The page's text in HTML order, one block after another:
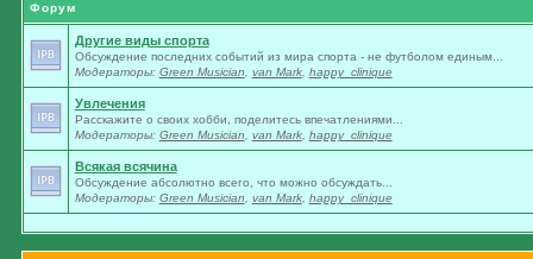
Форум
Другие виды спорта
Обсуждение последних событий из мира спорта - не футболом единым...
Модераторы: Green Musician van Mark, happy_clinique
Увлечения
Расскажите о своих хобби, поделитесь впечатлениями...
Модераторы: Green Musician van Mark, happy_clinique
Всякая всячина
Обсуждение абсолютно всего, что можно обсуждать...
Модераторы: Green Musician van Mark, happy_clinique